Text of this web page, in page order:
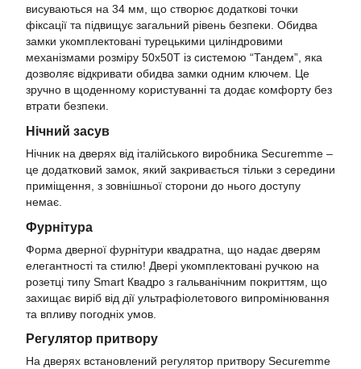
висуваються на 34 мм, що створює додаткові точки
фіксації та підвищує загальний рівень безпеки. Обидва
замки укомплектовані турецькими циліндровими
механізмами розміру 50х50Т із системою “Тандем”, яка
дозволяє відкривати обидва замки одним ключем. Це
зручно в щоденному користуванні та додає комфорту без
втрати безпеки.
Нічний засув
Нічник на дверях від італійського виробника Securemme –
це додатковий замок, який закривається тільки з середини
приміщення, з зовнішньої сторони до нього доступу
немає.
Фурнітура
Форма дверної фурнітури квадратна, що надає дверям
елегантності та стилю! Двері укомплектовані ручкою на
розетці типу Smart Квадро з гальванічним покриттям, що
захищає виріб від дії ультрафіолетового випромінювання
та впливу погодніх умов.
Регулятор притвору
На дверях встановлений регулятор притвору Securemme